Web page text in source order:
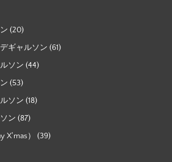
(20)
ギャルソン (61)
ソン (44)
(53)
ソン (18)
ン (87)
X'mas） (39)